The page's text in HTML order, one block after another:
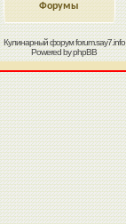
Форумы
Кулинарный форумforum.say7.info
Powered byphpBB